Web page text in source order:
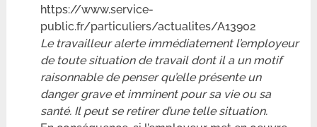
https://www.service-
public.fr/particuliers/actualites/A13902
Le travailleur alerte immédiatement l’employeur
de toute situation de travail dont il a un motif
raisonnable de penser qu’elle présente un
danger grave et imminent pour sa vie ou sa
santé. Il peut se retirer d’une telle situation.